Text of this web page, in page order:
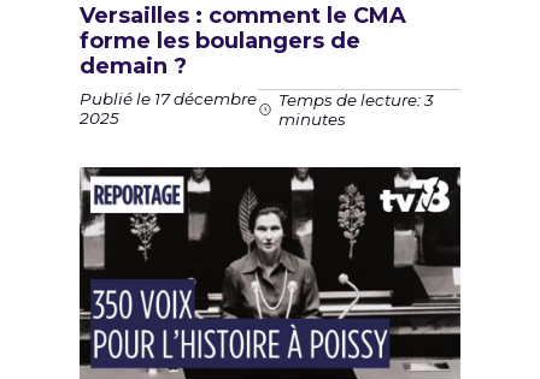
Versailles : comment le CMA
forme les boulangers de
demain ?
Publié le 17 décembre
2025
Temps de lecture: 3
minutes